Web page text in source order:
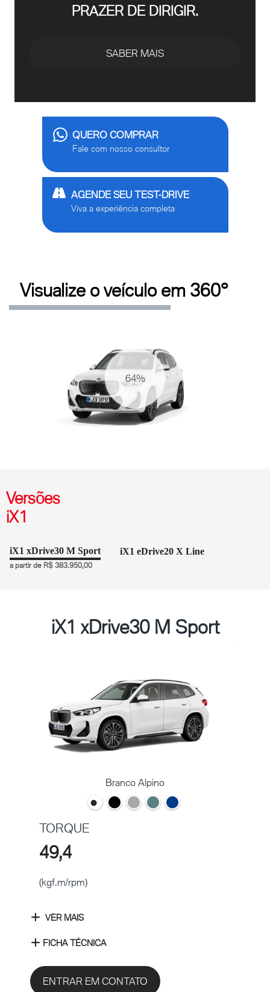
PRAZER DE DIRIGIR.
SABER MAIS
QUERO COMPRAR
Fale com nosso consultor
AGENDE SEU TEST-DRIVE
Viva a experiência completa
Visualize o veículo em 360°
69%
Versões
iX1
iX1 xDrive30 M Sport
a partir de R$ 383.950,00
iX1 eDrive20 X Line
iX1 xDrive30 M Sport
Branco Alpino
TORQUE
49,4
(kgf.m/rpm)
VER MAIS
FICHA TÉCNICA
ENTRAR EM CONTATO